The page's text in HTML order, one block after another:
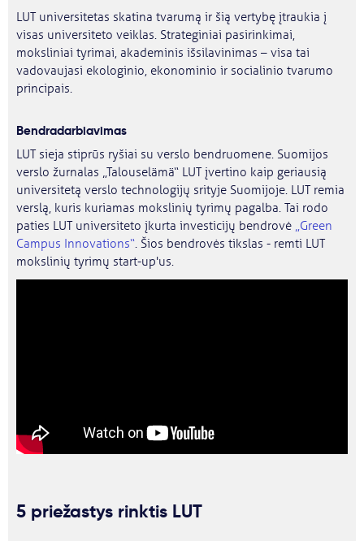
LUT universitetas skatina tvarumą ir šią vertybę įtraukia į
visas universiteto veiklas. Strateginiai pasirinkimai,
moksliniai tyrimai, akademinis išsilavinimas – visa tai
vadovaujasi ekologinio, ekonominio ir socialinio tvarumo
principais.
Bendradarbiavimas
LUT sieja stiprūs ryšiai su verslo bendruomene. Suomijos
verslo žurnalas „Talouselämä“ LUT įvertino kaip geriausią
universitetą verslo technologijų srityje Suomijoje. LUT remia
verslą, kuris kuriamas mokslinių tyrimų pagalba. Tai rodo
paties LUT universiteto įkurta investicijų bendrovė „Green
Campus Innovations“. Šios bendrovės tikslas - remti LUT
mokslinių tyrimų start-up'us.
5 priežastys rinktis LUT